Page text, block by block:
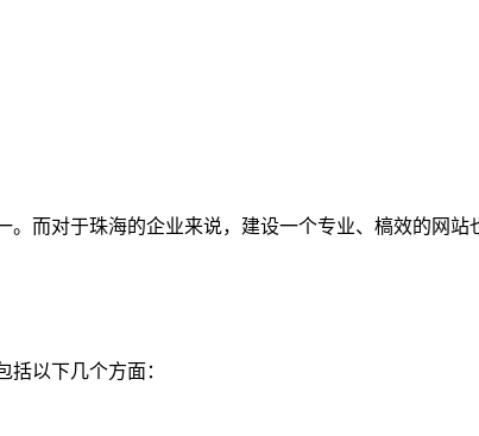
而对于珠海的企业来说，建设一个专业、槁效的网
以下几个方面：